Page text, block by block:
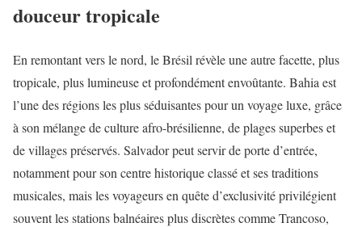
douceur tropicale
En remontant vers le nord, le Brésil révèle une autre facette, plus
tropicale, plus lumineuse et profondément envoûtante. Bahia est
l’une des régions les plus séduisantes pour un voyage luxe, grâce
à son mélange de culture afro-brésilienne, de plages superbes et
de villages préservés. Salvador peut servir de porte d’entrée,
notamment pour son centre historique classé et ses traditions
musicales, mais les voyageurs en quête d’exclusivité privilégient
souvent les stations balnéaires plus discrètes comme Trancoso,